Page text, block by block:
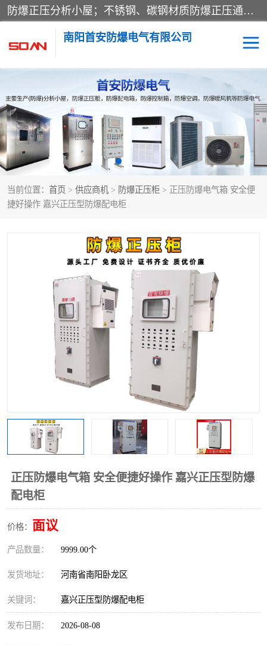
防爆正压分析小屋；不锈钢、碳钢材质防爆正压通风柜，分上下、左右、外挂三种款式；立式、挂式防爆配电柜体；不锈钢、碳钢防爆变频、磁力、星三角启动器；不锈钢、碳钢、铸铝防爆控制箱柜；可操作按键、多块式防爆仪表箱；多材质防爆接线箱；台式防爆电脑、防爆监视器。产品适配石油、化工、煤炭、电力、纺织、酿酒、航天、铁路、冶金、船舶、消防、市政等多行业工况使用。
南阳首安防爆电气有限公司
当前位置： 首页 > 供应商机 > 防爆正压柜 > 正压防爆电气箱 安全便
捷好操作 嘉兴正压型防爆配电柜
正压防爆电气箱 安全便捷好操作 嘉兴正压型防爆
配电柜
价格： 面议
产品数量： 9999.00个
发货地址： 河南省南阳卧龙区
关键词： 嘉兴正压型防爆配电柜
发布日期： 2026-08-08
防爆小屋 防爆正压柜
防爆空调 防爆配电箱
防爆控制箱 防爆接线箱
防爆操作柱 防爆监视显示器